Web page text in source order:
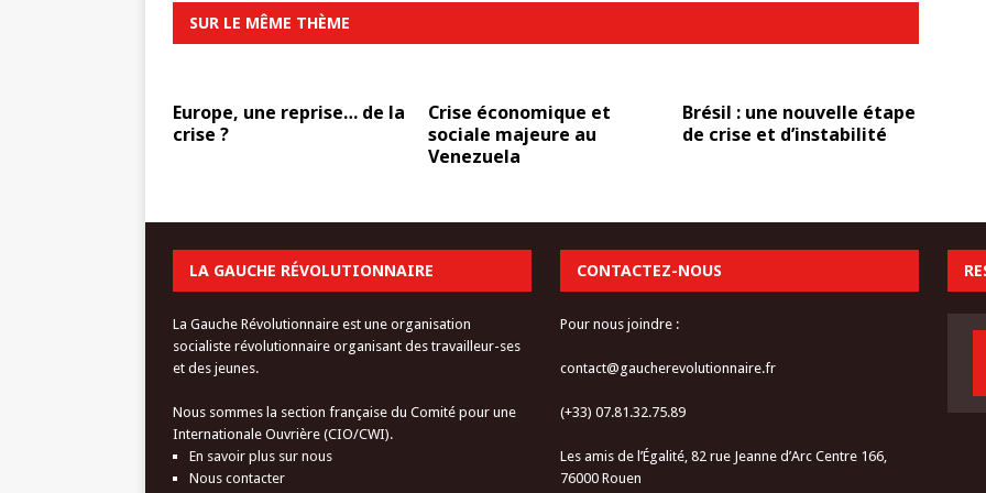
SUR LE MÊME THÈME
Europe, une reprise… de la
crise ?
Crise économique et
sociale majeure au
Venezuela
Brésil : une nouvelle étape
de crise et d’instabilité
LA GAUCHE RÉVOLUTIONNAIRE
La Gauche Révolutionnaire est une organisation
socialiste révolutionnaire organisant des travailleur-ses
et des jeunes.
Nous sommes la section française du Comité pour une
Internationale Ouvrière (CIO/CWI).
En savoir plus sur nous
Nous contacter
CONTACTEZ-NOUS
Pour nous joindre :
contact@gaucherevolutionnaire.fr
(+33) 07.81.32.75.89
Les amis de l’Égalité, 82 rue Jeanne d’Arc Centre 166,
76000 Rouen